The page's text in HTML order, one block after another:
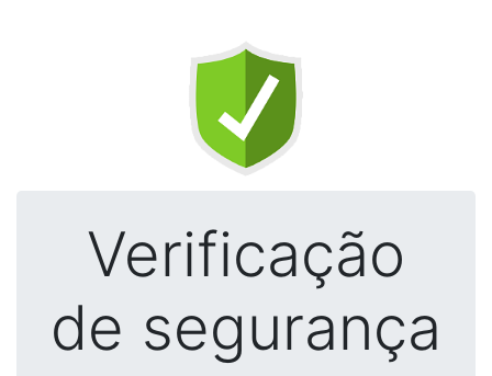
Verificação
de segurança